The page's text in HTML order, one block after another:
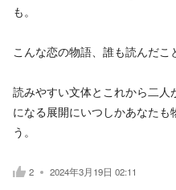
も。
こんな恋の物語、誰も読んだこ
読みやすい文体とこれから二
になる展開にいつしかあなたも
う。
2 2024年3月19日 02:11